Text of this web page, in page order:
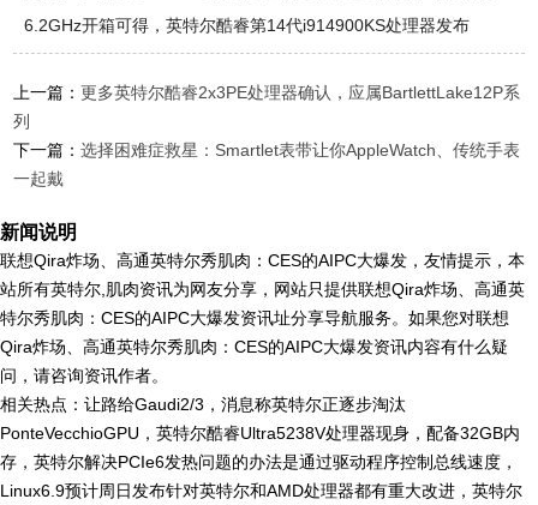
6.2GHz开箱可得，英特尔酷睿第14代i914900KS处理器发布
上一篇：更多英特尔酷睿2x3PE处理器确认，应属BartlettLake12P系
列
下一篇：选择困难症救星：Smartlet表带让你AppleWatch、传统手表
一起戴
新闻说明
联想Qira炸场、高通英特尔秀肌肉：CES的AIPC大爆发，友情提示，本
站所有英特尔,肌肉资讯为网友分享，网站只提供联想Qira炸场、高通英
特尔秀肌肉：CES的AIPC大爆发资讯址分享导航服务。如果您对联想
Qira炸场、高通英特尔秀肌肉：CES的AIPC大爆发资讯内容有什么疑
问，请咨询资讯作者。
相关热点：让路给Gaudi2/3，消息称英特尔正逐步淘汰
PonteVecchioGPU，英特尔酷睿Ultra5238V处理器现身，配备32GB内
存，英特尔解决PCIe6发热问题的办法是通过驱动程序控制总线速度，
Linux6.9预计周日发布针对英特尔和AMD处理器都有重大改进，英特尔